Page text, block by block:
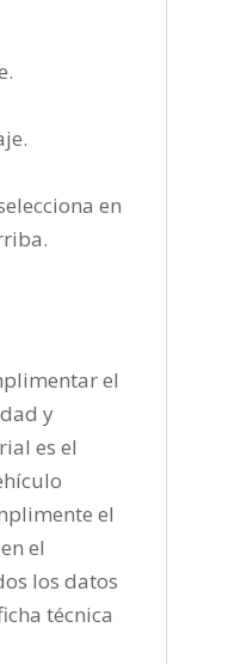
en
el
y
es el
el
el
los datos
técnica